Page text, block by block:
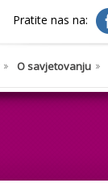
Pratite nas na:
O savjetovanju